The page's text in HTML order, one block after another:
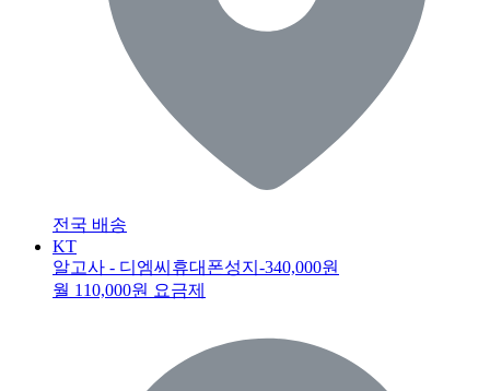
전국 배송
KT
알고사 - 디엠씨휴대폰성지 -340,000원
월 110,000원 요금제